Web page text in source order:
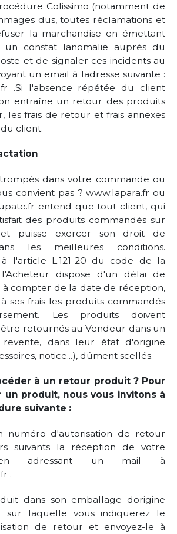
Colissimo (notamment de
dus, toutes réclamations et
la marchandise en émettant
un constat lanomalie auprès du
et de signaler ces incidents au
un email à ladresse suivante :
.Si l'absence répétée du client
entraîne un retour des produits
les frais de retour et frais annexes
client.
dans votre commande ou
convient pas ? www.lapara.fr ou
entend que tout client, qui
des produits commandés sur
puisse exercer son droit de
les meilleures conditions.
l'article L.121-20 du code de la
l'Acheteur dispose d'un délai de
à compter de la date de réception,
ses frais les produits commandés
Les produits doivent
retournés au Vendeur dans un
dans leur état d'origine
notice...), dûment scellés.
à un retour produit ? Pour
produit, nous vous invitons à
suivante :
numéro d'autorisation de retour
suivants la réception de votre
en adressant un mail à
.
dans son emballage dorigine
sur laquelle vous indiquerez le
de retour et envoyez-le à